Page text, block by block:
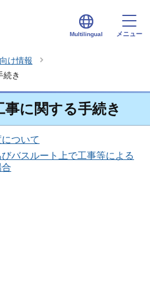
Multilingual メニュー
け情報
続き
事に関する手続き
ついて
びバスルート上で工事等による